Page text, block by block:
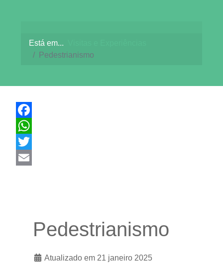
Está em...
Pedestrianismo
Facebook
WhatsApp
Twitter
Pedestrianismo
Atualizado em 21 janeiro 2025